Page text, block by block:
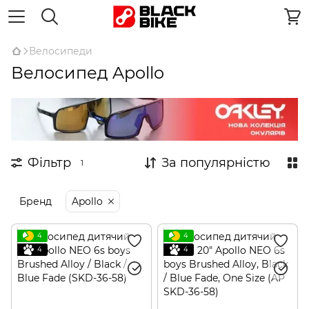
Велосипеди
Велосипед Apollo
Фільтр 1 За популярністю
Бренд Apollo
4
4
4
4